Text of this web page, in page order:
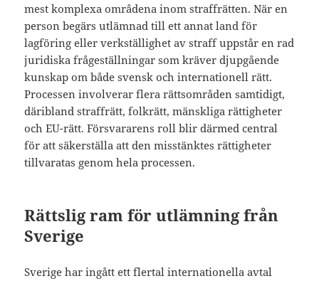
mest komplexa områdena inom straffrätten. När en
person begärs utlämnad till ett annat land för
lagföring eller verkställighet av straff uppstår en rad
juridiska frågeställningar som kräver djupgående
kunskap om både svensk och internationell rätt.
Processen involverar flera rättsområden samtidigt,
däribland straffrätt, folkrätt, mänskliga rättigheter
och EU-rätt. Försvararens roll blir därmed central
för att säkerställa att den misstänktes rättigheter
tillvaratas genom hela processen.
Rättslig ram för utlämning från
Sverige
Sverige har ingått ett flertal internationella avtal